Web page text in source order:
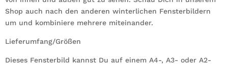
Shop auch nach den anderen winterlichen Fensterbildern
um und kombiniere mehrere miteinander.
Lieferumfang/Größen
Dieses Fensterbild kannst Du auf einem A4-, A3- oder A2-